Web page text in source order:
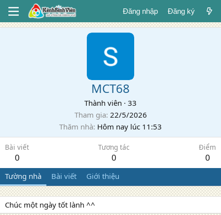
Đăng nhập Đăng ký
MCT68
Thành viên · 33
Tham gia 22/5/2026
Thăm nhà Hôm nay lúc 11:53
Bài viết
0
Tương tác
0
Điểm
0
Tường nhà Bài viết Giới thiệu
Chúc một ngày tốt lành ^^